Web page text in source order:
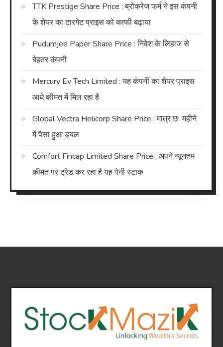
TTK Prestige Share Price : ब्रोकरेज फर्म ने इस कंपनी
के शेयर का टारगेट प्राइस को काफी बढ़ाया
Pudumjee Paper Share Price : निवेश के लिहाज से
बेहतर कंपनी
Mercury Ev Tech Limited : यह कंपनी का शेयर प्राइस
आधे कीमत में मिल रहा है
Global Vectra Helicorp Share Price : मात्र छः महीने
में पैसा हुआ डबल
Comfort Fincap Limited Share Price : अपने न्यूनतम
कीमत पर ट्रेड कर रहा है यह पेनी स्टाक